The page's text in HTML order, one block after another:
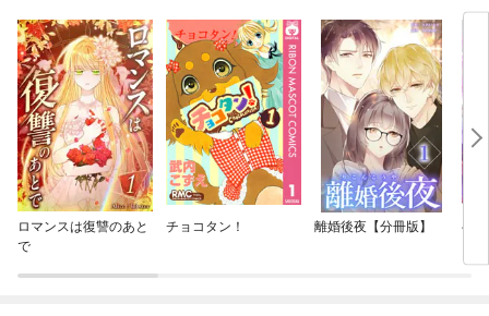
ロマンスは復讐のあと
で
チョコタン！ 離婚後夜【分冊版】
ベ
い